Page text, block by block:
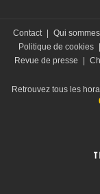
Contact | Qui
Politique de cookies |
Revue de presse
|
Retrouvez tous les